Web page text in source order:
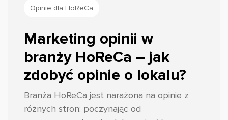
Opinie dla HoReCa
Marketing opinii w
branży HoReCa – jak
zdobyć opinie o lokalu?
Branża HoReCa jest narażona na opinie z
różnych stron: poczynając od